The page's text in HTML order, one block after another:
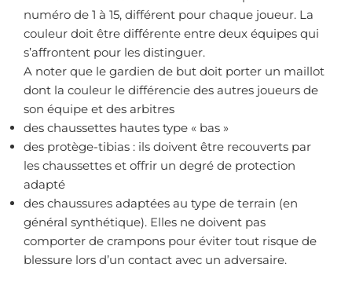
numéro de 1 à 15, différent pour chaque joueur. La
couleur doit être différente entre deux équipes qui
s’affrontent pour les distinguer.
A noter que le gardien de but doit porter un maillot
dont la couleur le différencie des autres joueurs de
son équipe et des arbitres
des chaussettes hautes type « bas »
des protège-tibias : ils doivent être recouverts par
les chaussettes et offrir un degré de protection
adapté
des chaussures adaptées au type de terrain (en
général synthétique). Elles ne doivent pas
comporter de crampons pour éviter tout risque de
blessure lors d’un contact avec un adversaire.